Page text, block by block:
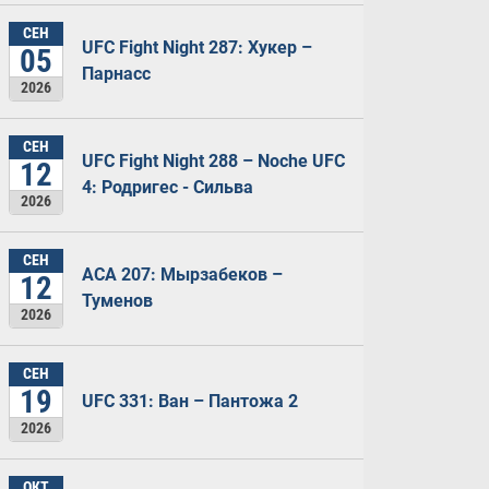
СЕН
05
2026
UFC Fight Night 287: Хукер –
Парнасс
СЕН
12
2026
UFC Fight Night 288 – Noche UFC
4: Родригес - Сильва
СЕН
12
2026
ACA 207: Мырзабеков –
Туменов
СЕН
19
2026
UFC 331: Ван – Пантожа 2